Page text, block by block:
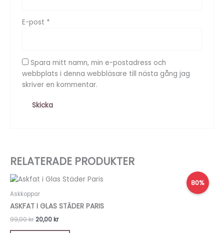
E-post *
Spara mitt namn, min e-postadress och
webbplats i denna webbläsare till nästa gång jag
skriver en kommentar.
RELATERADE PRODUKTER
80%
Askkoppar
ASKFAT I GLAS STÄDER PARIS
99,00kr
Det
priset
var:
99,00 kr.
20,00kr
Det
är:
20,00 kr.